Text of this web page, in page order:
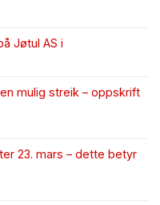
Jøtul AS i
mulig streik – oppskrift
23. mars – dette betyr